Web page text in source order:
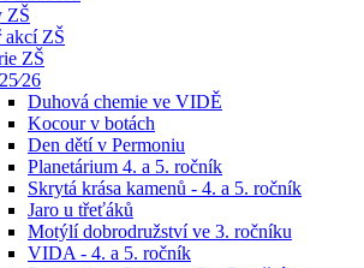
ZŠ
akcí ZŠ
ZŠ
Duhová chemie ve VIDĚ
Kocour v botách
Den dětí v Permoniu
Planetárium 4. a 5. ročník
Skrytá krása kamenů - 4. a 5. ročník
Jaro u třeťáků
Motýlí dobrodružství ve 3. ročníku
VIDA - 4. a 5. ročník